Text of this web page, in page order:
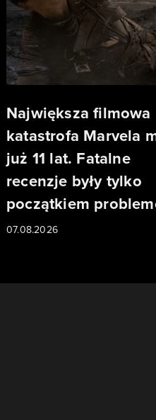
Największa filmowa
katastrofa Marvela
już 11 lat. Fatalne
recenzje były tylko
początkiem
07.08.2026